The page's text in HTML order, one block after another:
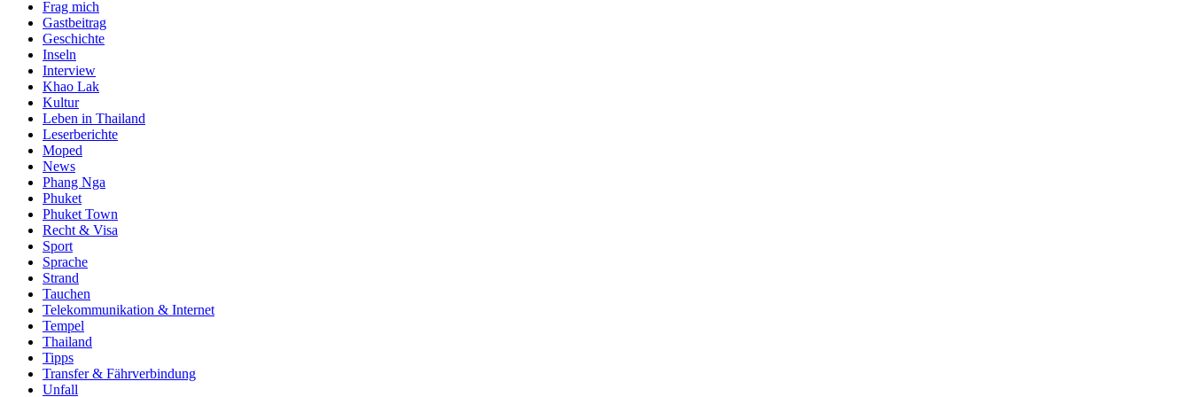
Frag mich
Gastbeitrag
Geschichte
Inseln
Interview
Khao Lak
Kultur
Leben in Thailand
Leserberichte
Moped
News
Phang Nga
Phuket
Phuket Town
Recht & Visa
Sport
Sprache
Strand
Tauchen
Telekommunikation & Internet
Tempel
Thailand
Tipps
Transfer & Fährverbindung
Unfall